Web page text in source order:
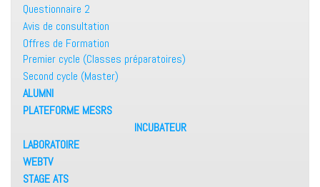
Questionnaire 2
Avis de consultation
Offres de Formation
Premier cycle (Classes préparatoires)
Second cycle (Master)
ALUMNI
PLATEFORME MESRS
INCUBATEUR
LABORATOIRE
WEBTV
STAGE ATS